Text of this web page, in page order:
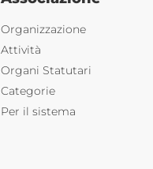
Organizzazione
Attività
Organi Statutari
Categorie
Per il sistema